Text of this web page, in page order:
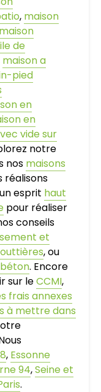
, maison
maison
de
maison a
pied
en
en
vide sur
notre
nos maisons
réalisons
esprit haut
pour réaliser
conseils
et
, ou
. Encore
sur leCCMI,
frais annexes
à mettre dans
, Essonne
94,Seine et
.